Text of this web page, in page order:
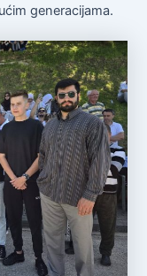
generacijama.